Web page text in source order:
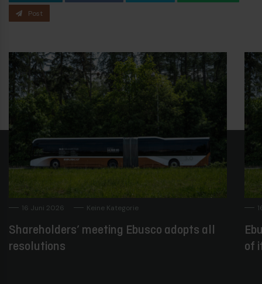
Post
16 Juni 2026 Keine Kategorie
Shareholders’ meeting Ebusco adopts all
resolutions
of